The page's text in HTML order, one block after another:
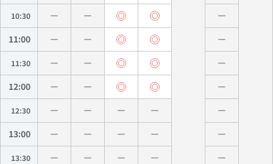
10:30
11:00
11:30
12:00
12:30
13:00
13:30